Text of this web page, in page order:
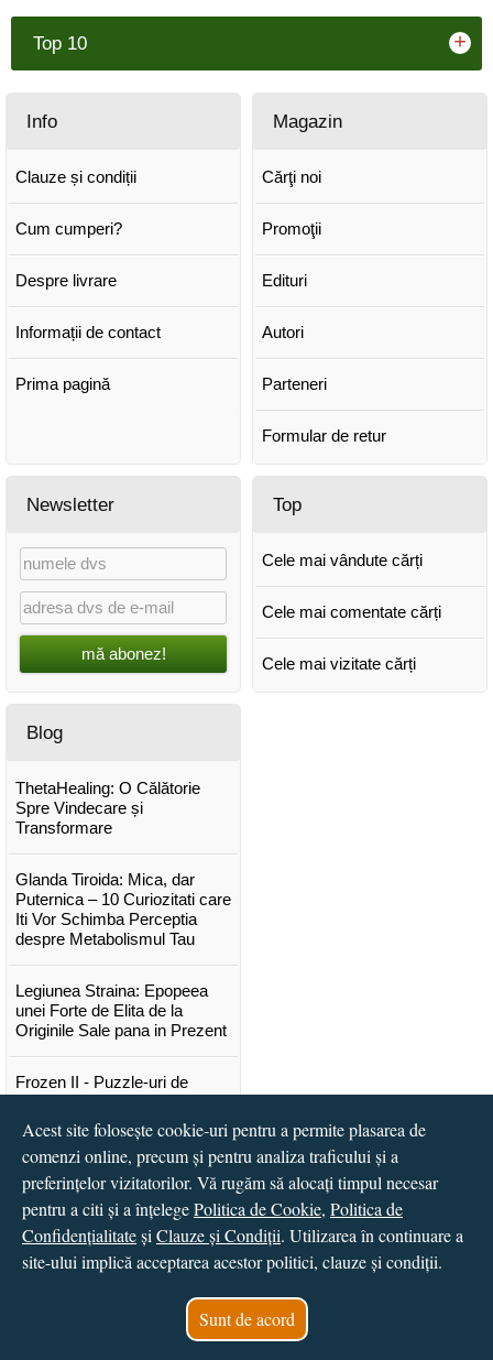
Top 10 +
Info
Clauze și condiții
Cum cumperi?
Despre livrare
Informații de contact
Prima pagină
Magazin
Cărţi noi
Promoţii
Edituri
Autori
Parteneri
Formular de retur
Newsletter
mă abonez!
Top
Cele mai vândute cărți
Cele mai comentate cărți
Cele mai vizitate cărți
Blog
ThetaHealing: O Călătorie
Spre Vindecare și
Transformare
Glanda Tiroida: Mica, dar
Puternica – 10 Curiozitati care
Iti Vor Schimba Perceptia
despre Metabolismul Tau
Legiunea Straina: Epopeea
unei Forte de Elita de la
Originile Sale pana in Prezent
Frozen II - Puzzle-uri de
Lansare "Portocalele verzi" de
Vitali Cipileaga
...toate știrile
© 2016 - 2026S.C. CCN Books SRL
Vital Soft
Acest site folosește cookie-uri pentru a permite plasarea de
comenzi online, precum și pentru analiza traficului și a
preferințelor vizitatorilor. Vă rugăm să alocați timpul necesar
pentru a citi și a înțelegePolitica de Cookie, Politica de
Confidențialitateși Clauze și Condiții. Utilizarea în continuare a
site-ului implică acceptarea acestor politici, clauze și condiții.
Sunt de acord